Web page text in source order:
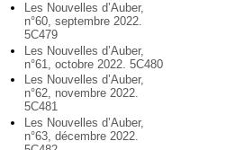
Les Nouvelles d’Auber,
n°60, septembre 2022.
5C479
Les Nouvelles d’Auber,
n°61, octobre 2022. 5C480
Les Nouvelles d’Auber,
n°62, novembre 2022.
5C481
Les Nouvelles d’Auber,
n°63, décembre 2022.